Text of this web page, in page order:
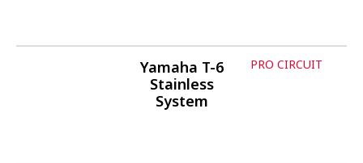
פרטים נוספים
PRO CIRCUIT
Yamaha T-6
Stainless
System